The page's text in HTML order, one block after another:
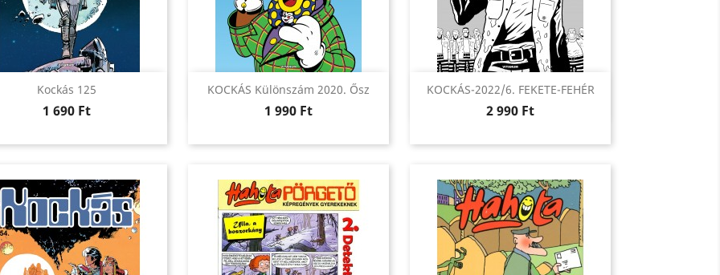
Kockás 125
Ár
1 690 Ft
Előnézet KOCKÁS Különszám 2020. Ősz
Ár
1 990 Ft
Előnézet KOCKÁS-2022/6. FEKETE-FEHÉR
Ár
2 990 Ft
Előnézet